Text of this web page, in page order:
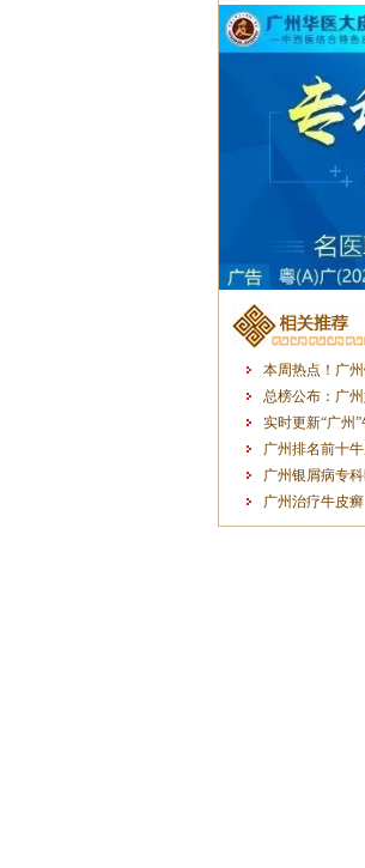
本周热点！广
总榜公布：广
实时更新“广州
广州排名前十
广州银屑病专
广州治疗牛皮癣